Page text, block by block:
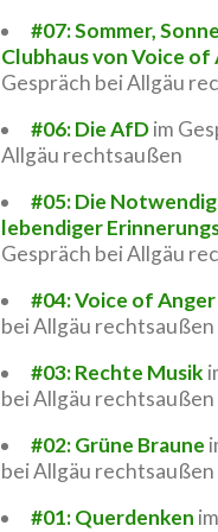
#07: Sommer,
Clubhaus von Voice of
Gespräch bei Allgäu
#06: Die AfDim
Allgäu rechtsaußen
#05: Die
lebendiger
Gespräch bei Allgäu
#04: Voice of Anger
bei Allgäu rechtsaußen
#03: Rechte Musik
bei Allgäu rechtsaußen
#02: Grüne Braune
bei Allgäu rechtsaußen
#01: Querdenken